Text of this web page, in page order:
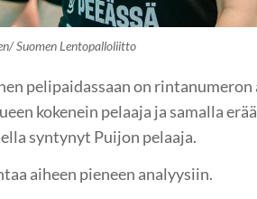
Suomen Lentopalloliitto
pelipaidassaan on rintanumeron
kokenein pelaaja ja samalla
syntynyt Puijon pelaaja.
aiheen pieneen analyysiin.